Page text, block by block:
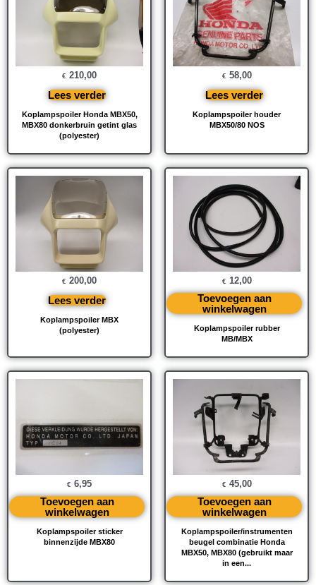
Koplampspoiler Honda MBX50,
MBX80 donkerbruin getint glas
(polyester)
€ 210,00
Lees verder
Koplampspoiler houder
MBX50/80 NOS
€ 58,00
Lees verder
Koplampspoiler MBX
(polyester)
€ 200,00
Lees verder
Koplampspoiler rubber
MB/MBX
€ 12,00
Toevoegen aan
winkelwagen
Koplampspoiler sticker
binnenzijde MBX80
€ 6,95
Toevoegen aan
winkelwagen
Koplampspoiler/instrumenten
beugel combinatie Honda
MBX50, MBX80 (gebruikt maar
in een...
€ 45,00
Toevoegen aan
winkelwagen